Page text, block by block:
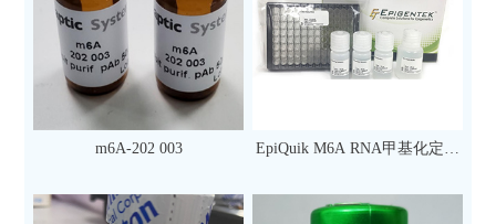
m6A-202 003
EpiQuik M6A RNA甲基化定量
次）